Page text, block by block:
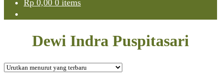
Rp 0,00 0 items
Dewi Indra Puspitasari